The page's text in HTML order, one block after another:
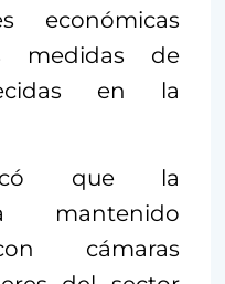
económicas
medidas de
en la
que la
mantenido
cámaras